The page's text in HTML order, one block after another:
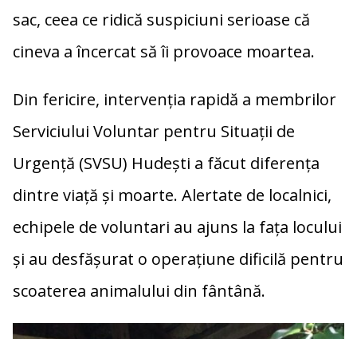
sac, ceea ce ridică suspiciuni serioase că
cineva a încercat să îi provoace moartea.
Din fericire, intervenția rapidă a membrilor
Serviciului Voluntar pentru Situații de
Urgență (SVSU) Hudești a făcut diferența
dintre viață și moarte. Alertate de localnici,
echipele de voluntari au ajuns la fața locului
și au desfășurat o operațiune dificilă pentru
scoaterea animalului din fântână.